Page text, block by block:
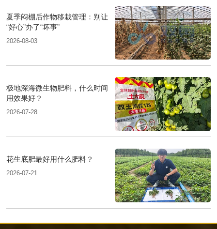
夏季闷棚后作物移栽管理：别让
“好心”办了“坏事”
2026-08-03
极地深海微生物肥料，什么时间
用效果好？
2026-07-28
花生底肥最好用什么肥料？
2026-07-21